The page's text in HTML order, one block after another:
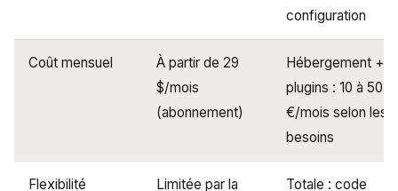
configuration
Coût mensuel
À partir de 29
$/mois
(abonnement)
Hébergement +
plugins : 10 à 50
€/mois selon les
besoins
Flexibilité Limitée par la Totale : code